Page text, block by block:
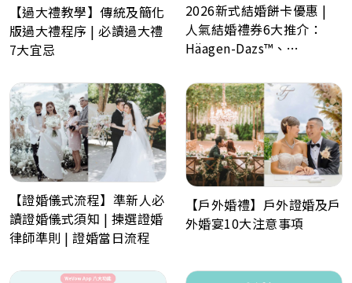
【過大禮教學】傳統及簡化
版過大禮程序 | 必讀過大禮
7大宜忌
2026新式結婚餅卡優惠 |
人氣結婚禮券6大推介：
Häagen-Dazs™、
Lafayet、Lucullus 龍島
【證婚儀式流程】準新人必
讀證婚儀式須知 | 揀選證婚
律師準則 | 證婚當日流程
【戶外婚禮】戶外證婚及戶
外婚宴10大注意事項